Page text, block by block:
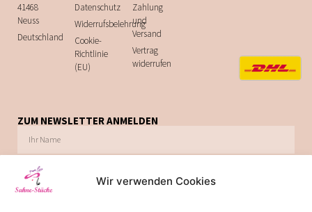
Wir verwenden Cookies
41468
Neuss
Deutschland
Datenschutz
Widerrufsbelehrung
Cookie-
Richtlinie
(EU)
Zahlung
und
Versand
Vertrag
widerrufen
ZUM NEWSLETTER ANMELDEN